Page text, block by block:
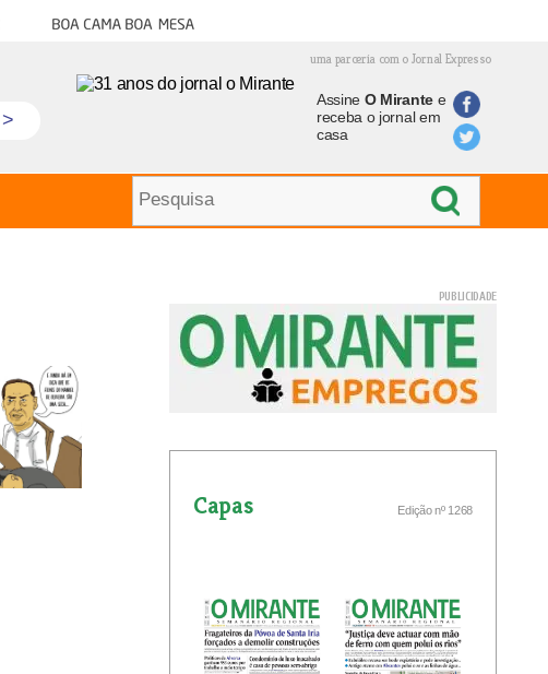
Boa cama boa mesa
uma parceria com o Jornal Expresso
>
Assine O Mirantee
receba o jornal em
casa
Capas Edição nº 1268